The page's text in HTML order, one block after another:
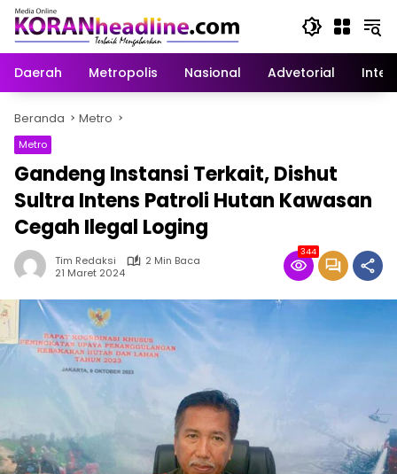
Langsung
konten
Daerah
Metropolis Nasional Advetorial
Beranda Metro
Metro
Gandeng Instansi Terkait, Dishut
Sultra Intens Patroli Hutan Kawasan
Cegah Ilegal Loging
Tim Redaksi
2 Min Baca
21 Maret 2024
344